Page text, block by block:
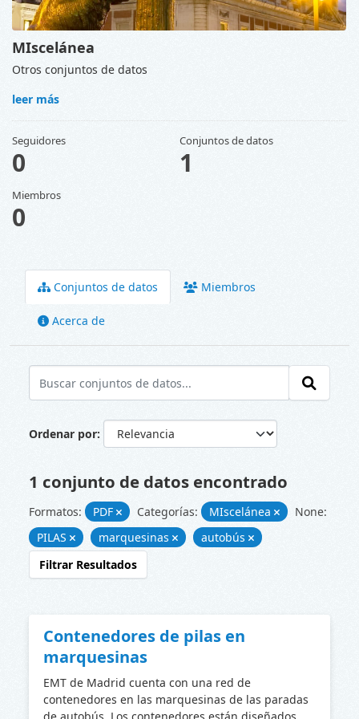
Conjuntos de datos Miembros
Acerca de
Ordenar por
1 conjunto de datos encontrado
Formatos: PDF Categorías: MIscelánea
None:
PILAS
marquesinas
autobús
Filtrar Resultados
Contenedores de pilas en
marquesinas
EMT de Madrid cuenta con una red de
contenedores en las marquesinas de las paradas
MIscelánea
Otros conjuntos de datos
leer más
Seguidores
0
Conjuntos de datos
1
Miembros
0